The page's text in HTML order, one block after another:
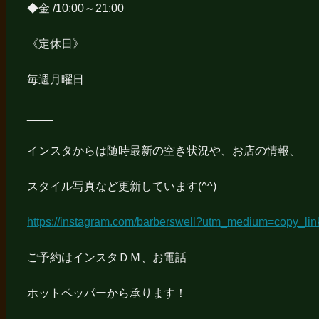
◆金 /10:00～21:00
《定休日》
毎週月曜日
インスタからは随時最新の空き状況や、お店の情報、
スタイル写真など更新しています(^^)
https://instagram.com/
ご予約はインスタＤＭ、お電話
ホットペッパーから承ります！